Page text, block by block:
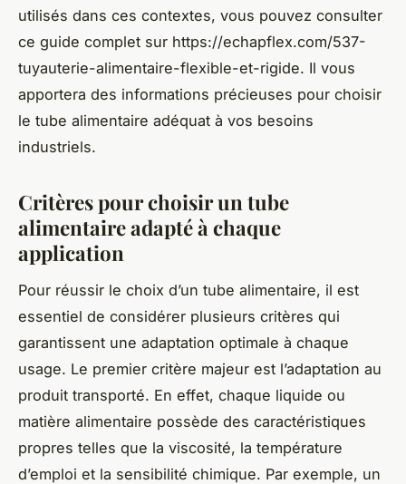
utilisés dans ces contextes, vous pouvez consulter
ce guide complet sur https://echapflex.com/537-
tuyauterie-alimentaire-flexible-et-rigide. Il vous
apportera des informations précieuses pour choisir
le tube alimentaire adéquat à vos besoins
industriels.
Critères pour choisir un tube
alimentaire adapté à chaque
application
Pour réussir le choix d’un tube alimentaire, il est
essentiel de considérer plusieurs critères qui
garantissent une adaptation optimale à chaque
usage. Le premier critère majeur est l’adaptation au
produit transporté. En effet, chaque liquide ou
matière alimentaire possède des caractéristiques
propres telles que la viscosité, la température
d’emploi et la sensibilité chimique. Par exemple, un